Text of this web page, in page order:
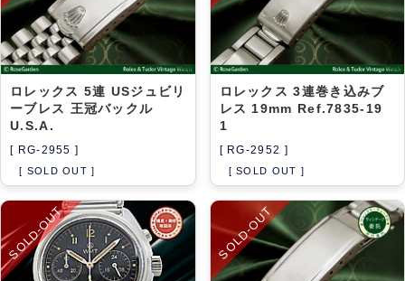
ロレックス 5連 USジュビリ
ーブレス 王冠バックル
U.S.A.
[ RG-2955 ]
[ SOLD OUT ]
ロレックス 3連巻き込みブ
レス 19mm Ref.7835-19
1
[ RG-2952 ]
[ SOLD OUT ]
SOLD-OUT SOLD-OUT